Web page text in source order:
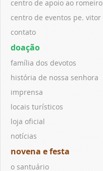
centro de apoio ao romeiro
centro de eventos pe. vitor
contato
doação
família dos devotos
história de nossa senhora
imprensa
locais turísticos
loja oficial
notícias
novena e festa
o santuário